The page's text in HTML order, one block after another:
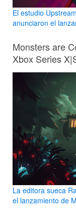
El estudio
anunciaron el
Monsters are
Xbox Series
La editora sueca
el lanzamiento de